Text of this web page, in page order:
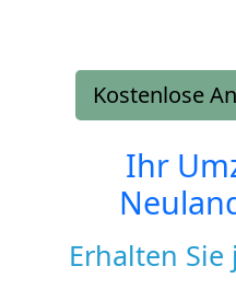
Kostenlose
Ihr
Erhalten